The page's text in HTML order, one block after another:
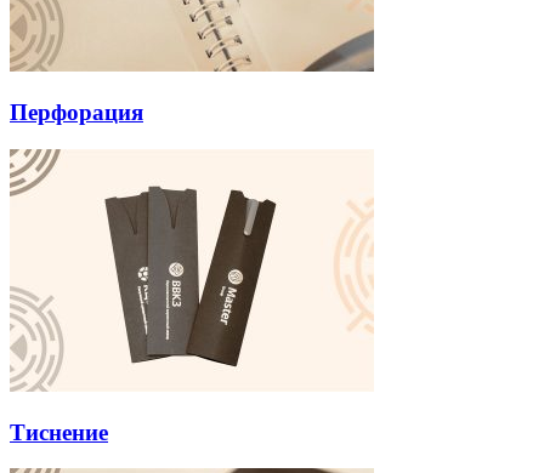
Перфорация
Тиснение